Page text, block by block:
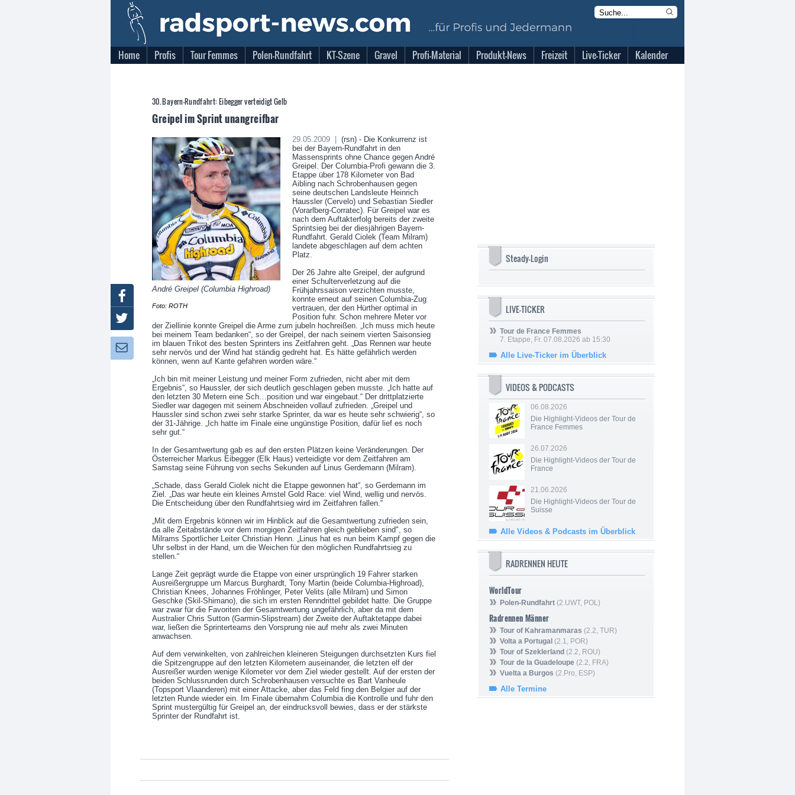
Home Profis Tour Femmes Polen-Rundfahrt KT-Szene Gravel Profi-Material Produkt-News Freizeit Live-Ticker Kalender
30. Bayern-Rundfahrt: Eibegger verteidigt Gelb
Greipel im Sprint unangreifbar
André Greipel (Columbia Highroad)
Foto: ROTH
29.05.2009 |
(rsn) - Die Konkurrenz ist
bei der Bayern-Rundfahrt in den
Massensprints ohne Chance gegen André
Greipel. Der Columbia-Profi gewann die 3.
Etappe über 178 Kilometer von Bad
Aibling nach Schrobenhausen gegen
seine deutschen Landsleute Heinrich
Haussler (Cervelo) und Sebastian Siedler
(Vorarlberg-Corratec). Für Greipel war es
nach dem Auftakterfolg bereits der zweite
Sprintsieg bei der diesjährigen Bayern-
Rundfahrt. Gerald Ciolek (Team Milram)
landete abgeschlagen auf dem achten
Platz.
Der 26 Jahre alte Greipel, der aufgrund
einer Schulterverletzung auf die
Frühjahrssaison verzichten musste,
konnte erneut auf seinen Columbia-Zug
vertrauen, der den Hürther optimal in
Position fuhr. Schon mehrere Meter vor
der Ziellinie konnte Greipel die Arme zum jubeln hochreißen. „Ich muss mich heute
bei meinem Team bedanken“, so der Greipel, der nach seinem vierten Saisonsieg
im blauen Trikot des besten Sprinters ins Zeitfahren geht. „Das Rennen war heute
sehr nervös und der Wind hat ständig gedreht hat. Es hätte gefährlich werden
können, wenn auf Kante gefahren worden wäre.“
„Ich bin mit meiner Leistung und meiner Form zufrieden, nicht aber mit dem
Ergebnis“, so Haussler, der sich deutlich geschlagen geben musste. „Ich hatte auf
den letzten 30 Metern eine Sch…position und war eingebaut.“ Der drittplatzierte
Siedler war dagegen mit seinem Abschneiden vollauf zufrieden. „Greipel und
Haussler sind schon zwei sehr starke Sprinter, da war es heute sehr schwierig“, so
der 31-Jährige. „Ich hatte im Finale eine ungünstige Position, dafür lief es noch
sehr gut.“
In der Gesamtwertung gab es auf den ersten Plätzen keine Veränderungen. Der
Österreicher Markus Eibegger (Elk Haus) verteidigte vor dem Zeitfahren am
Samstag seine Führung von sechs Sekunden auf Linus Gerdemann (Milram).
„Schade, dass Gerald Ciolek nicht die Etappe gewonnen hat“, so Gerdemann im
Ziel. „Das war heute ein kleines Amstel Gold Race: viel Wind, wellig und nervös.
Die Entscheidung über den Rundfahrtsieg wird im Zeitfahren fallen.“
„Mit dem Ergebnis können wir im Hinblick auf die Gesamtwertung zufrieden sein,
da alle Zeitabstände vor dem morgigen Zeitfahren gleich geblieben sind", so
Milrams Sportlicher Leiter Christian Henn. „Linus hat es nun beim Kampf gegen die
Uhr selbst in der Hand, um die Weichen für den möglichen Rundfahrtsieg zu
stellen.“
Lange Zeit geprägt wurde die Etappe von einer ursprünglich 19 Fahrer starken
Ausreißergruppe um Marcus Burghardt, Tony Martin (beide Columbia-Highroad),
Christian Knees, Johannes Fröhlinger, Peter Velits (alle Milram) und Simon
Geschke (Skil-Shimano), die sich im ersten Renndrittel gebildet hatte. Die Gruppe
war zwar für die Favoriten der Gesamtwertung ungefährlich, aber da mit dem
Australier Chris Sutton (Garmin-Slipstream) der Zweite der Auftaktetappe dabei
war, ließen die Sprinterteams den Vorsprung nie auf mehr als zwei Minuten
anwachsen.
Auf dem verwinkelten, von zahlreichen kleineren Steigungen durchsetzten Kurs fiel
die Spitzengruppe auf den letzten Kilometern auseinander, die letzten elf der
Ausreißer wurden wenige Kilometer vor dem Ziel wieder gestellt. Auf der ersten der
beiden Schlussrunden durch Schrobenhausen versuchte es Bart Vanheule
(Topsport Vlaanderen) mit einer Attacke, aber das Feld fing den Belgier auf der
letzten Runde wieder ein. Im Finale übernahm Columbia die Kontrolle und fuhr den
Sprint mustergültig für Greipel an, der eindrucksvoll bewies, dass er der stärkste
Sprinter der Rundfahrt ist.
Steady-Login
LIVE-TICKER
Tour de France Femmes
7. Etappe, Fr. 07.08.2026 ab 15:30
Alle Live-Ticker im Überblick
VIDEOS & PODCASTS
06.08.2026
Die Highlight-Videos der Tour de
France Femmes
26.07.2026
Die Highlight-Videos der Tour de
France
21.06.2026
Die Highlight-Videos der Tour de
Suisse
Alle Videos & Podcasts im Überblick
RADRENNEN HEUTE
WorldTour
Polen-Rundfahrt (2.UWT, POL)
Radrennen Männer
Tour of Kahramanmaras (2.2, TUR)
Volta a Portugal (2.1, POR)
Tour of Szeklerland (2.2, ROU)
Tour de la Guadeloupe (2.2, FRA)
Vuelta a Burgos (2.Pro, ESP)
Alle Termine
Newsletter: